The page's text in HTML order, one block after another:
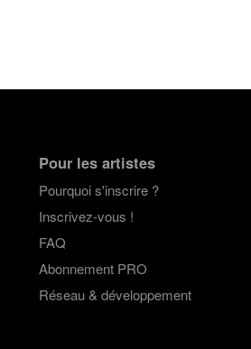
Pour les artistes
Pourquoi s'inscrire ?
Inscrivez-vous !
FAQ
Abonnement PRO
Réseau & développement